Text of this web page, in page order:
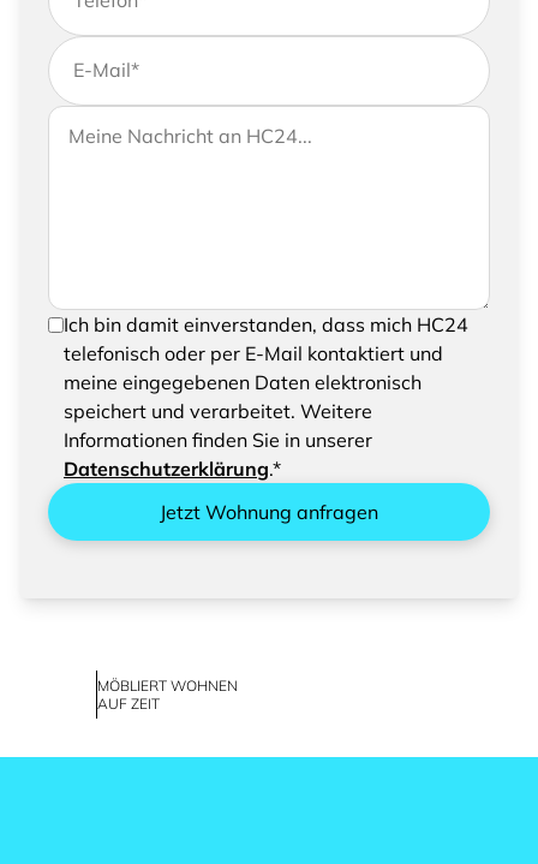
E-Mail*
Wenn Sie uns weitere Informationen zukommen
lassen möchten, können Sie Ihrer Anfrage gerne
Ihre Nachricht an HC24
Um Ihre Anfrage senden zu können, bestätigen
Sie bitte das Speichern und Verarbeiten Ihrer
eingegebenen Daten
Ich bin damit einverstanden, dass mich HC24
telefonisch oder per E-Mail kontaktiert und
meine eingegebenen Daten elektronisch
speichert und verarbeitet. Weitere
Informationen finden Sie in unserer
Datenschutzerklärung.*
Jetzt Wohnung anfragen
MÖBLIERT WOHNEN
AUF ZEIT